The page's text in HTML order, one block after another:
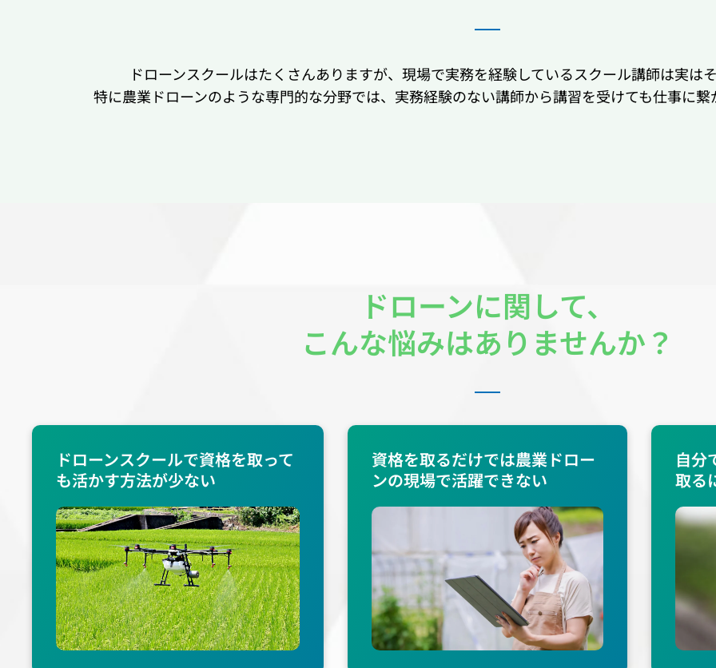
ドローンスクールはたくさんありますが、現場で実務を経験しているスクール講師は実は
特に農業ドローンのような専門的な分野では、実務経験のない講師から講習を受けても仕事に
ドローンに関して、
こんな悩みはありませんか？
ドローンスクールで資格を取って
も活かす方法が少ない
資格を取るだけでは農業ドロー
ンの現場で活躍できない
自分
取る